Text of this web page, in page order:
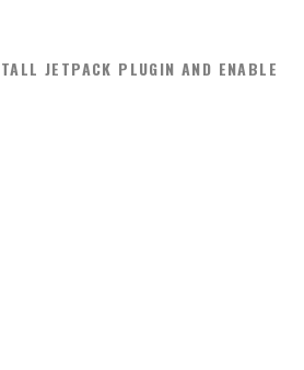
JETPACK PLUGIN AND ENABLE